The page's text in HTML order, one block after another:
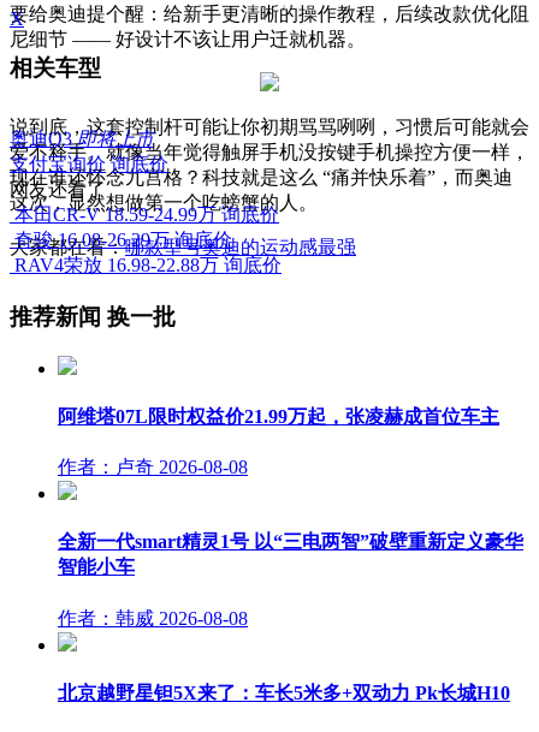
要给奥迪提个醒：给新手更清晰的操作教程，后续改款优化阻
尼细节 —— 好设计不该让用户迁就机器。
说到底，这套控制杆可能让你初期骂骂咧咧，习惯后可能就会
爱不释手。就像当年觉得触屏手机没按键手机操控方便一样，
现在谁还怀念九宫格？科技就是这么 “痛并快乐着”，而奥迪
这次，显然想做第一个吃螃蟹的人。
大家都在看：哪款型号奥迪的运动感最强
X
相关车型
奥迪Q3 即将上市
支付宝询价 询底价
网友还看了
本田CR-V 18.59-24.99万 询底价
奇骏 16.08-26.29万 询底价
RAV4荣放 16.98-22.88万 询底价
推荐新闻 换一批
阿维塔07L限时权益价21.99万起，张凌赫成首位车主
作者：卢奇 2026-08-08
全新一代smart精灵1号 以“三电两智”破壁重新定义豪华
智能小车
作者：韩威 2026-08-08
北京越野星钽5X来了：车长5米多+双动力 Pk长城H10